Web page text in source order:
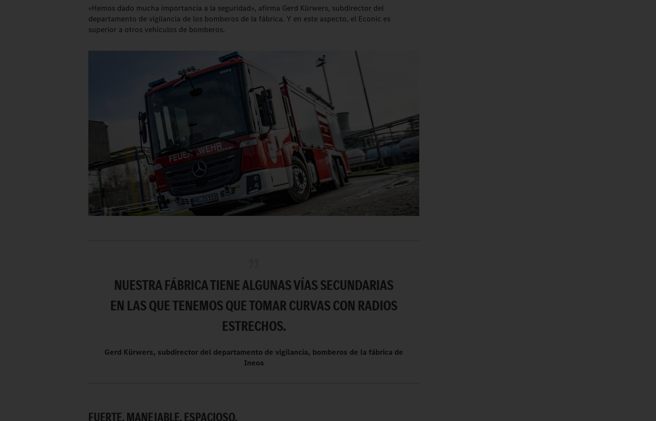
«Hemos dado mucha importancia a la seguridad», afirma Gerd Kürwers, subdirector del
departamento de vigilancia de los bomberos de la fábrica. Y en este aspecto, el Econic es
superior a otros vehículos de bomberos.
NUESTRA FÁBRICA TIENE ALGUNAS VÍAS SECUNDARIAS
EN LAS QUE TENEMOS QUE TOMAR CURVAS CON RADIOS
ESTRECHOS.
Gerd Kürwers, subdirector del departamento de vigilancia, bomberos de la fábrica de
Ineos
FUERTE, MANEJABLE, ESPACIOSO.